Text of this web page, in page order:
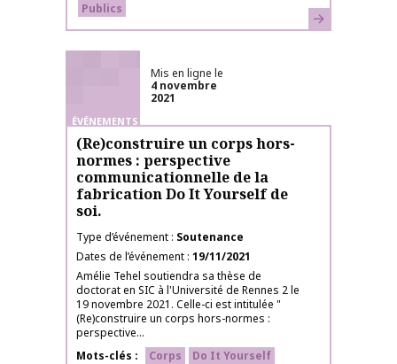
Publics
En savoir plus
ÉVÉNEMENTS
Mis en ligne le
4 novembre
2021
(Re)construire un corps hors-
normes : perspective
communicationnelle de la
fabrication Do It Yourself de
soi.
Type d’événement Soutenance
Dates de l’événement 19/11/2021
Amélie Tehel soutiendra sa thèse de
doctorat en SIC à l'Université de Rennes 2 le
19 novembre 2021. Celle-ci est intitulée "
(Re)construire un corps hors-normes :
perspective...
Mots-clés
Corps
Do It Yourself